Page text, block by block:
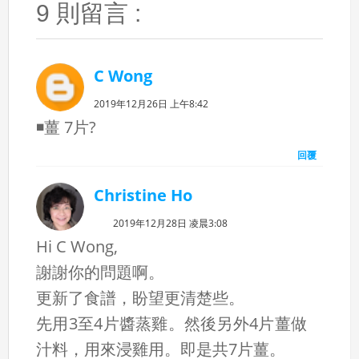
9 則留言 :
C Wong
2019年12月26日 上午8:42
◾薑 7片?
回覆
Christine Ho
2019年12月28日 凌晨3:08
Hi C Wong,
謝謝你的問題啊。
更新了食譜，盼望更清楚些。
先用3至4片醬蒸雞。然後另外4片薑做
汁料，用來浸雞用。即是共7片薑。